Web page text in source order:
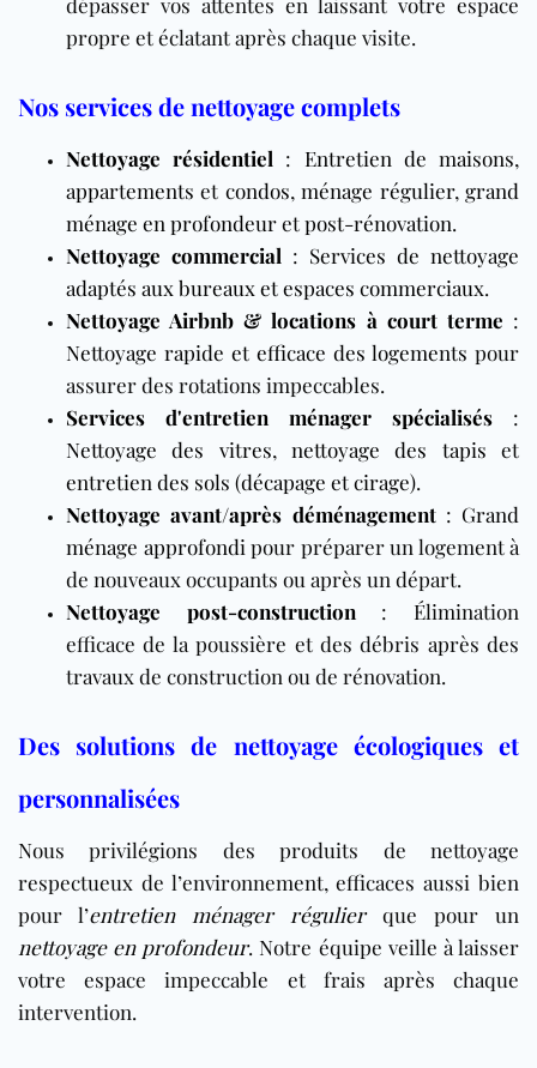
propre et éclatant après chaque visite.
Nos services de nettoyage complets
Nettoyage résidentiel : Entretien de maisons,
appartements et condos,ménage régulier,grand
ménage en profondeuretpost-rénovation.
Nettoyage commercial : Services de nettoyage
adaptés aux bureaux et espaces commerciaux.
Nettoyage Airbnb & locations à court terme :
Nettoyage rapide et efficace des logements pour
assurer des rotations impeccables.
Services d'entretien ménager spécialisés :
Nettoyage des vitres,nettoyage des tapis et
entretien des sols (décapage et cirage).
Nettoyage avant/après déménagement: Grand
ménage approfondi pour préparer un logement à
de nouveaux occupants ou après un départ.
Nettoyage post-construction: Élimination
efficace de la poussière et des débris après des
travaux de construction ou de rénovation.
Des solutions de nettoyage écologiques et
personnalisées
Nous privilégions des produits de nettoyage
respectueux de l’environnement, efficaces aussi bien
pour l’entretien ménager régulierque pour un
nettoyage en profondeur. Notre équipe veille à laisser
votre espace impeccable et frais après chaque
intervention.